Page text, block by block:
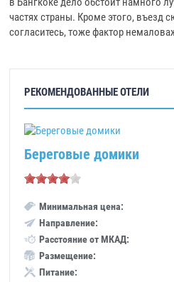
частях страны. Кроме этого, въезд
согласитесь, тоже фактор
РЕКОМЕНДОВАННЫЕ ОТЕЛИ
Береговые домики
Минимальная цена:
Направление:
Расстояние от МКАД:
Размещение:
Питание: